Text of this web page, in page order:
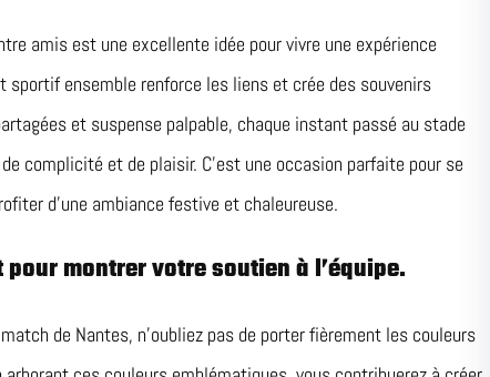
amis est une excellente idée pour vivre une expérience
sportif ensemble renforce les liens et crée des souvenirs
et suspense palpable, chaque instant passé au stade
complicité et de plaisir. C’est une occasion parfaite pour se
d’une ambiance festive et chaleureuse.
montrer votre soutien à l’équipe.
de Nantes, n’oubliez pas de porter fièrement les couleurs